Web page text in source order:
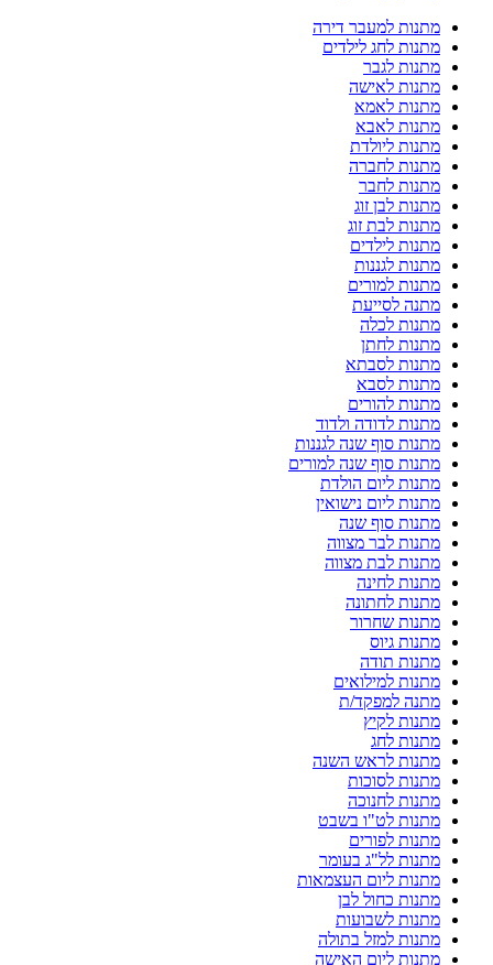
מתנות למעבר דירה
מתנות לחג לילדים
מתנות לגבר
מתנות לאישה
מתנות לאמא
מתנות לאבא
מתנות ליולדת
מתנות לחברה
מתנות לחבר
מתנות לבן זוג
מתנות לבת זוג
מתנות לילדים
מתנות לגננות
מתנות למורים
מתנה לסייעת
מתנות לכלה
מתנות לחתן
מתנות לסבתא
מתנות לסבא
מתנות להורים
מתנות לדודה ולדוד
מתנות סוף שנה לגננות
מתנות סוף שנה למורים
מתנות ליום הולדת
מתנות ליום נישואין
מתנות סוף שנה
מתנות לבר מצווה
מתנות לבת מצווה
מתנות לחינה
מתנות לחתונה
מתנות שחרור
מתנות גיוס
מתנות תודה
מתנות למילואים
מתנה למפקד/ת
מתנות לקיץ
מתנות לחג
מתנות לראש השנה
מתנות לסוכות
מתנות לחנוכה
מתנות לט"ו בשבט
מתנות לפורים
מתנות לל"ג בעומר
מתנות ליום העצמאות
מתנות כחול לבן
מתנות לשבועות
מתנות למזל בתולה
מתנות ליום האישה